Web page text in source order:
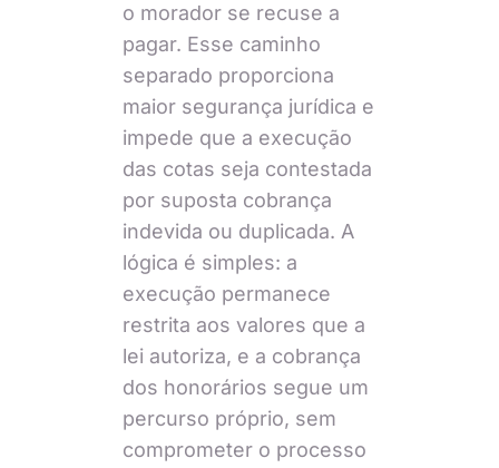
o morador se recuse a
pagar. Esse caminho
separado proporciona
maior segurança jurídica e
impede que a execução
das cotas seja contestada
por suposta cobrança
indevida ou duplicada. A
lógica é simples: a
execução permanece
restrita aos valores que a
lei autoriza, e a cobrança
dos honorários segue um
percurso próprio, sem
comprometer o processo